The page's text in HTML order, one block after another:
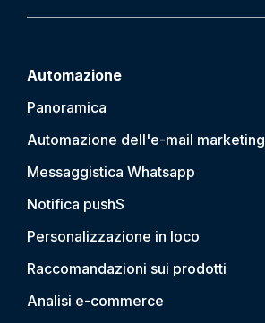
Automazione
Panoramica
Automazione dell'e-mail marketing
Messaggistica Whatsapp
Notifica pushS
Personalizzazione in loco
Raccomandazioni sui prodotti
Analisi e-commerce